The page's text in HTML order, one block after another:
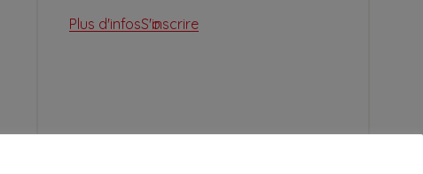
Plus d'infosS'inscrire